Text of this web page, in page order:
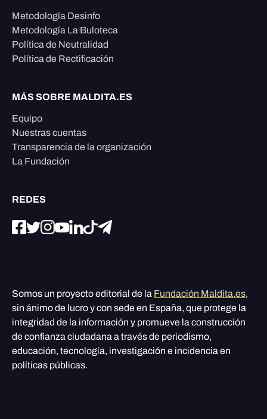
Metodología Desinfo
Metodología La Buloteca
Política de Neutralidad
Política de Rectificación
MÁS SOBRE MALDITA.ES
Equipo
Nuestras cuentas
Transparencia de la organización
La Fundación
REDES
Somos un proyecto editorial de la Fundación Maldita.es,
sin ánimo de lucro y con sede en España, que protege la
integridad de la información y promueve la construcción
de confianza ciudadana a través de periodismo,
educación, tecnología, investigación e incidencia en
políticas públicas.